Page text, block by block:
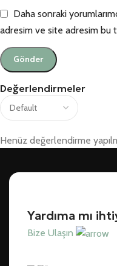
Değerlendirmeler
Henüz değerlendirme
Daha sonraki
adresim ve site adresim bu
Yardıma mı
Bize Ulaşın